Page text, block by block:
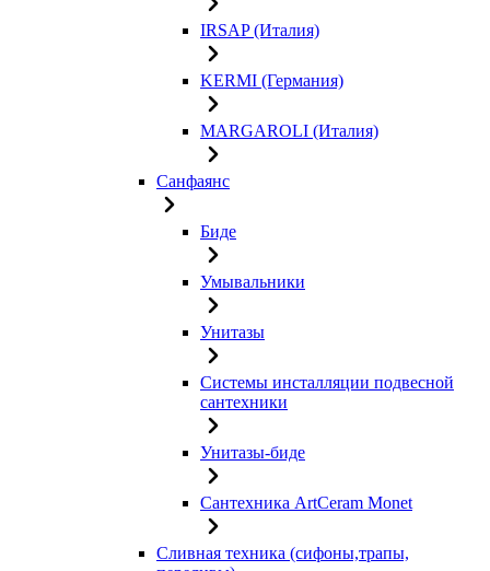
IRSAP (Италия)
KERMI (Германия)
MARGAROLI (Италия)
Санфаянс
Биде
Умывальники
Унитазы
Системы инсталляции подвесной
сантехники
Унитазы-биде
Сантехника ArtCeram Monet
Сливная техника (сифоны,трапы,